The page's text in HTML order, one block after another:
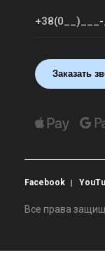
Заказать
Facebook
Все права